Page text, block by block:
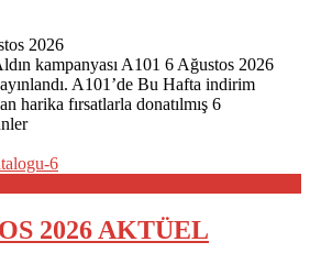
2026
kampanyası A101 6 Ağustos 2026
A101’de Bu Hafta indirim
harika fırsatlarla donatılmış 6
2026 AKTÜEL